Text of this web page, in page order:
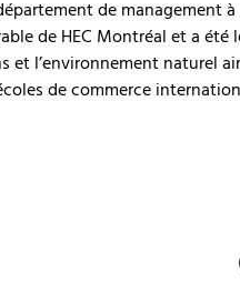
de management
de HEC Montréal et a été
et l’environnement naturel
de commerce